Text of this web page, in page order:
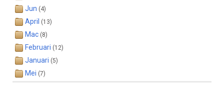
Jun (4)
April (13)
Mac (8)
Februari (12)
Januari (5)
Mei (7)